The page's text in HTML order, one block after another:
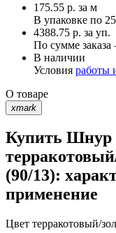
175.55 р. за м
В упаковке по
4388.75 р. за уп.
По сумме заказа
В наличии
Условия работы
О товаре
xmark
Купить Шнур
(90/13):
применение
Цвет терракотовый/